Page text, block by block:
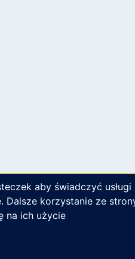
aby świadczyć usługi
Dalsze korzystanie ze
na ich użycie